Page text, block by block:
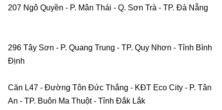
207 Ngô Quyền - P. Mân Thái - Q. Sơn Trà - TP. Đà Nẵng
296 Tây Sơn - P. Quang Trung - TP. Quy Nhơn - Tỉnh Bình
Định
Căn L47 - Đường Tôn Đức Thắng - KĐT Eco City - P. Tân
An - TP. Buôn Ma Thuột - Tỉnh Đắk Lắk